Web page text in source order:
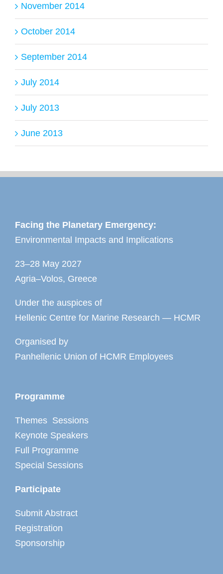
November 2014
October 2014
September 2014
July 2014
July 2013
June 2013
Facing the Planetary Emergency:
Environmental Impacts and Implications
23–28 May 2027
Agria–Volos, Greece
Under the auspices of
Hellenic Centre for Marine Research — HCMR
Organised by
Panhellenic Union of HCMR Employees
Programme
Themes Sessions
Keynote Speakers
Full Programme
Special Sessions
Participate
Submit Abstract
Registration
Sponsorship